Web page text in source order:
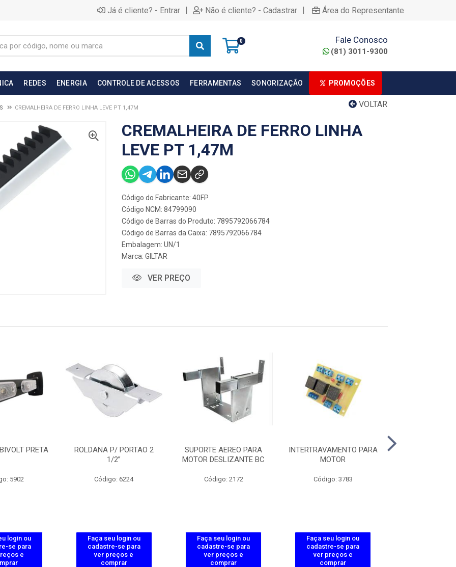
Já é cliente? - Entrar | Não é cliente? - Cadastrar | Área do Representante
0 Fale Conosco
(81) 3011-9300
REDES ENERGIA CONTROLE DE ACESSOS FERRAMENTAS SONORIZAÇÃO PROMOÇÕES
VOLTAR
CREMALHEIRA DE FERRO LINHA LEVE PT 1,47M
CREMALHEIRA DE FERRO LINHA
LEVE PT 1,47M
Código do Fabricante: 40FP
Código NCM: 84799090
Código de Barras do Produto: 7895792066784
Código de Barras da Caixa: 7895792066784
Embalagem: UN/1
Marca: GILTAR
VER PREÇO
PRETA
5902
login ou
se para
e
ROLDANA P/ PORTAO 2
1/2”
Código: 6224
Faça seu login ou
cadastre-se para
ver preços e
comprar
SUPORTE AEREO PARA
MOTOR DESLIZANTE BC
Código: 2172
Faça seu login ou
cadastre-se para
ver preços e
comprar
INTERTRAVAMENTO PARA
MOTOR
Código: 3783
Faça seu login ou
cadastre-se para
ver preços e
comprar